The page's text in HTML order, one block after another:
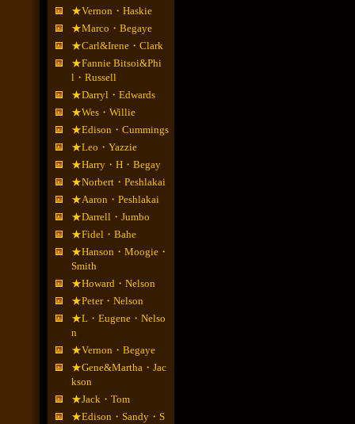
★Vernon・Haskie
★Marco・Begaye
★Carl&Irene・Clark
★Fannie Bitsoi&Phi
l・Russell
★Darryl・Edwards
★Wes・Willie
★Edison・Cummings
★Leo・Yazzie
★Harry・H・Begay
★Norbert・Peshlakai
★Aaron・Peshlakai
★Darrell・Jumbo
★Fidel・Bahe
★Hanson・Moogie・
Smith
★Howard・Nelson
★Peter・Nelson
★L・Eugene・Nelso
n
★Vernon・Begaye
★Gene&Martha・Jac
kson
★Jack・Tom
★Edison・Sandy・S